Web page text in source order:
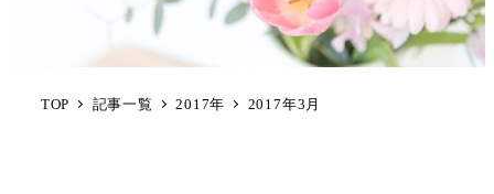
TOP 記事一覧 2017年 2017年3月